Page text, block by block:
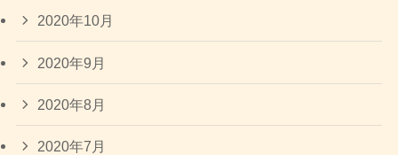
2020年10月
2020年9月
2020年8月
2020年7月